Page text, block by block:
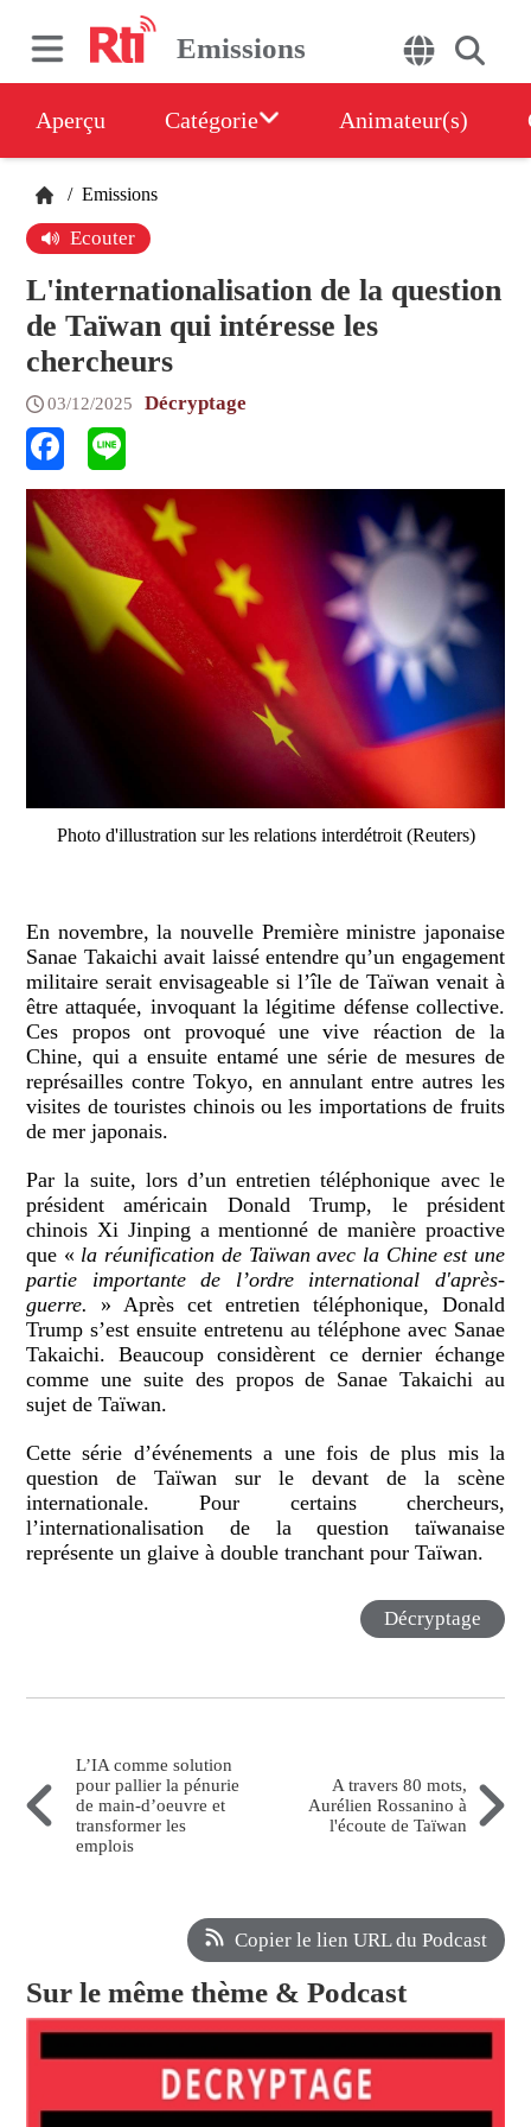
Emissions
Aperçu Catégorie Animateur(s)
/ Emissions
Ecouter
L'internationalisation de la question
de Taïwan qui intéresse les
chercheurs
03/12/2025 Décryptage
Photo d'illustration sur les relations interdétroit (Reuters)
En novembre, la nouvelle Première ministre japonaise
Sanae Takaichi avait laissé entendre qu’un engagement
militaire serait envisageable si l’île de Taïwan venait à
être attaquée, invoquant la légitime défense collective.
Ces propos ont provoqué une vive réaction de la
Chine, qui a ensuite entamé une série de mesures de
représailles contre Tokyo, en annulant entre autres les
visites de touristes chinois ou les importations de fruits
de mer japonais.
Par la suite, lors d’un entretien téléphonique avec le
président américain Donald Trump, le président
chinois Xi Jinping a mentionné de manière proactive
que « la réunification de Taïwan avec la Chine est une
partie importante de l’ordre international d'après-
guerre.
» Après cet entretien téléphonique, Donald
Trump s’est ensuite entretenu au téléphone avec Sanae
Takaichi. Beaucoup considèrent ce dernier échange
comme une suite des propos de Sanae Takaichi au
sujet de Taïwan.
Cette série d’événements a une fois de plus mis la
question de Taïwan sur le devant de la scène
internationale. Pour certains chercheurs,
l’internationalisation de la question taïwanaise
représente un glaive à double tranchant pour Taïwan.
Décryptage
L’IA comme solution
pour pallier la pénurie
de main-d’oeuvre et
transformer les
emplois
A travers 80 mots,
Aurélien Rossanino à
l'écoute de Taïwan
Copier le lien URL du Podcast
Sur le même thème & Podcast